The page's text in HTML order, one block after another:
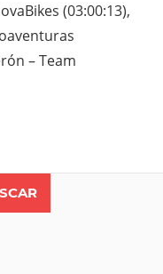
(03:00:13),
– Team